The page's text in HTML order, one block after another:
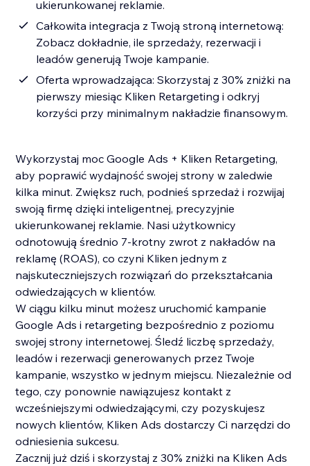
ukierunkowanej reklamie.
Całkowita integracja z Twoją stroną internetową:
Zobacz dokładnie, ile sprzedaży, rezerwacji i
leadów generują Twoje kampanie.
Oferta wprowadzająca: Skorzystaj z 30% zniżki na
pierwszy miesiąc Kliken Retargeting i odkryj
korzyści przy minimalnym nakładzie finansowym.
Wykorzystaj moc Google Ads + Kliken Retargeting,
aby poprawić wydajność swojej strony w zaledwie
kilka minut. Zwiększ ruch, podnieś sprzedaż i rozwijaj
swoją firmę dzięki inteligentnej, precyzyjnie
ukierunkowanej reklamie. Nasi użytkownicy
odnotowują średnio 7-krotny zwrot z nakładów na
reklamę (ROAS), co czyni Kliken jednym z
najskuteczniejszych rozwiązań do przekształcania
odwiedzających w klientów.
W ciągu kilku minut możesz uruchomić kampanie
Google Ads i retargeting bezpośrednio z poziomu
swojej strony internetowej. Śledź liczbę sprzedaży,
leadów i rezerwacji generowanych przez Twoje
kampanie, wszystko w jednym miejscu. Niezależnie od
tego, czy ponownie nawiązujesz kontakt z
wcześniejszymi odwiedzającymi, czy pozyskujesz
nowych klientów, Kliken Ads dostarczy Ci narzędzi do
odniesienia sukcesu.
Zacznij już dziś i skorzystaj z 30% zniżki na Kliken Ads